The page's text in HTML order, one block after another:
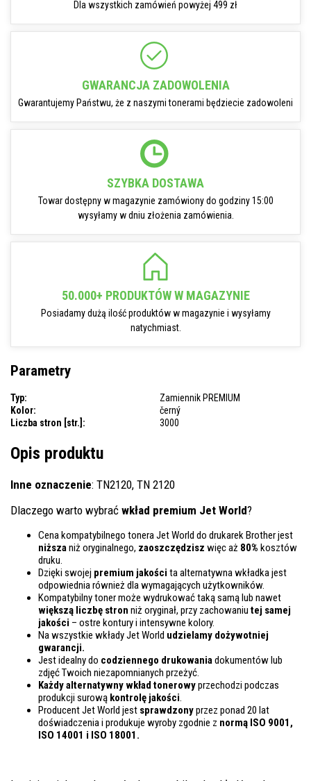
Dla wszystkich zamówień powyżej 499 zł
GWARANCJA ZADOWOLENIA
Gwarantujemy Państwu, że z naszymi tonerami będziecie zadowoleni
SZYBKA DOSTAWA
Towar dostępny w magazynie zamówiony do godziny 15:00
wysyłamy w dniu złożenia zamówienia.
50.000+ PRODUKTÓW W MAGAZYNIE
Posiadamy dużą ilość produktów w magazynie i wysyłamy
natychmiast.
Parametry
Typ:
Zamiennik PREMIUM
Kolor:
černý
Liczba stron [str.]:
3000
Opis produktu
Inne oznaczenie: TN2120, TN 2120
Dlaczego warto wybrać wkład premium Jet World?
Cena kompatybilnego tonera Jet World do drukarek Brother jest
niższaniż oryginalnego, zaoszczędzisz więc aż 80% kosztów
druku.
Dzięki swojej premium jakości ta alternatywna wkładka jest
odpowiednia również dla wymagających użytkowników.
Kompatybilny toner może wydrukować taką samą lub nawet
większą liczbę stron niż oryginał, przy zachowaniu tej samej
jakości – ostre kontury i intensywne kolory.
Na wszystkie wkłady Jet World udzielamy dożywotniej
gwarancji.
Jest idealny do codziennego drukowaniadokumentów lub
zdjęć Twoich niezapomnianych przeżyć.
Każdy alternatywny wkład tonerowyprzechodzi podczas
produkcji surową kontrolę jakości.
Producent Jet World jest sprawdzonyprzez ponad 20 lat
doświadczenia i produkuje wyroby zgodnie z normą ISO 9001,
ISO 14001 i ISO 18001.